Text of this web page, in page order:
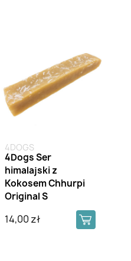
4DOGS
4Dogs Ser
himalajski z
Kokosem Chhurpi
Original S
14,00 zł